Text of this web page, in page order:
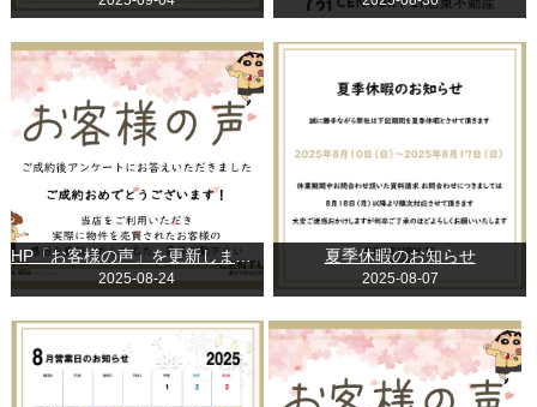
HP「お客様の声」を更新しました。
2025-08-24
夏季休暇のお知らせ
2025-08-07